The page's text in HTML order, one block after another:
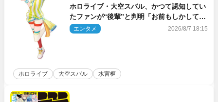
ホロライブ・大空スバル、かつて認知してい
たファンが“後輩”と判明「お前もしかしてあ
のときの？」
エンタメ 2026/8/7 18:15
ホロライブ 大空スバル 水宮枢